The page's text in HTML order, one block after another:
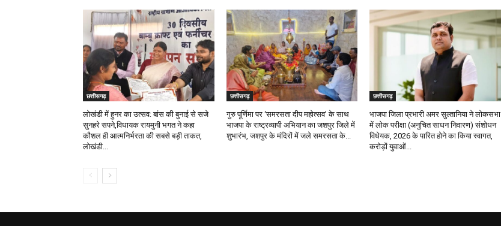
छत्तीसगढ़
लोखंडी में हुनर का उत्सव: बांस की बुनाई से सजे
सुनहरे सपने,विधायक रायमुनी भगत ने कहा
कौशल ही आत्मनिर्भरता की सबसे बड़ी ताकत,
लोखंडी...
छत्तीसगढ़
गुरु पूर्णिमा पर ‘समरसता दीप महोत्सव’ के साथ
भाजपा के राष्ट्रव्यापी अभियान का जशपुर जिले में
शुभारंभ, जशपुर के मंदिरों में जले समरसता के...
छत्तीसगढ़
भाजपा जिला प्रभारी अमर सुल्तानिया ने लोकसभा
में लोक परीक्षा (अनुचित साधन निवारण) संशोधन
विधेयक, 2026 के पारित होने का किया स्वागत,
करोड़ों युवाओं...